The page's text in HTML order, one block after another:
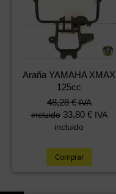
Araña YAMAHA XMAX
125cc
48,28€ IVA
incluido 33,80 € IVA
incluido
Comprar